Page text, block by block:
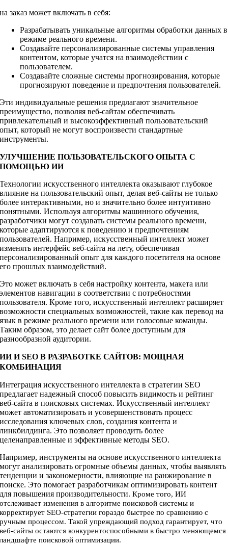
на заказ может включать в себя:
Разрабатывать уникальные алгоритмы обработки данных в
режиме реального времени.
Создавайте персонализированные системы управления
контентом, которые учатся на взаимодействии с
пользователем.
Создавайте сложные системы прогнозирования, которые
прогнозируют поведение и предпочтения пользователей.
Эти индивидуальные решения предлагают значительное
преимущество, позволяя веб-сайтам обеспечивать
привлекательный и высокоэффективный пользовательский
опыт, который не могут воспроизвести стандартные
инструменты.
УЛУЧШЕНИЕ ПОЛЬЗОВАТЕЛЬСКОГО ОПЫТА С
ПОМОЩЬЮ ИИ
Технологии искусственного интеллекта оказывают глубокое
влияние на пользовательский опыт, делая веб-сайты не только
более интерактивными, но и значительно более интуитивно
понятными. Используя алгоритмы машинного обучения,
разработчики могут создавать системы реального времени,
которые адаптируются к поведению и предпочтениям
пользователей. Например, искусственный интеллект может
изменять интерфейс веб-сайта на лету, обеспечивая
персонализированный опыт для каждого посетителя на основе
его прошлых взаимодействий.
Это может включать в себя настройку контента, макета или
элементов навигации в соответствии с потребностями
пользователя. Кроме того, искусственный интеллект расширяет
возможности специальных возможностей, такие как перевод на
язык в режиме реального времени или голосовые команды.
Таким образом, это делает сайт более доступным для
разнообразной аудитории.
ИИ И SEO В РАЗРАБОТКЕ САЙТОВ: МОЩНАЯ
КОМБИНАЦИЯ
Интеграция искусственного интеллекта в стратегии SEO
предлагает надежный способ повысить видимость и рейтинг
веб-сайта в поисковых системах. Искусственный интеллект
может автоматизировать и усовершенствовать процесс
исследования ключевых слов, создания контента и
линкбилдинга. Это позволяет проводить более
целенаправленные и эффективные методы SEO.
Например, инструменты на основе искусственного интеллекта
могут анализировать огромные объемы данных, чтобы выявлять
тенденции и закономерности, влияющие на ранжирование в
поиске. Это помогает разработчикам оптимизировать контент
для повышения производительности.Кроме того, ИИ
отслеживает изменения в алгоритме поисковой системы и
корректирует SEO-стратегии гораздо быстрее по сравнению с
ручным процессом. Такой упреждающий подход гарантирует, что
веб-сайты остаются конкурентоспособными в быстро меняющемся
ландшафте поисковой оптимизации.